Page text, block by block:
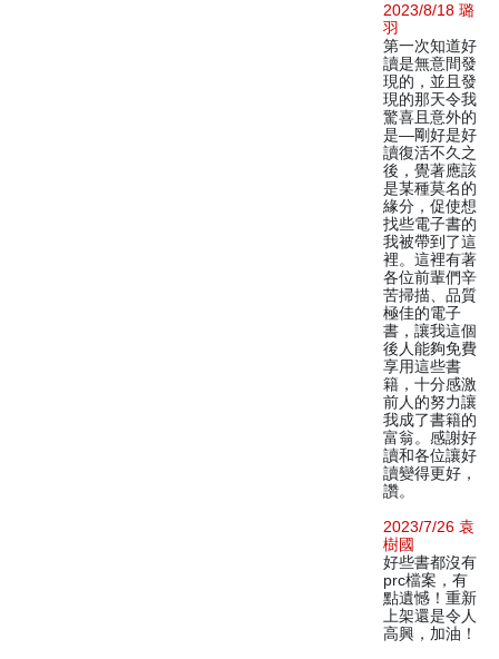
2023/8/18 璐
羽
第一次知道好
讀是無意間發
現的，並且發
現的那天令我
驚喜且意外的
是—剛好是好
讀復活不久之
後，覺著應該
是某種莫名的
緣分，促使想
找些電子書的
我被帶到了這
裡。這裡有著
各位前輩們辛
苦掃描、品質
極佳的電子
書，讓我這個
後人能夠免費
享用這些書
籍，十分感激
前人的努力讓
我成了書籍的
富翁。感謝好
讀和各位讓好
讀變得更好，
讚。
2023/7/26 袁
樹國
好些書都沒有
prc檔案，有
點遺憾！重新
上架還是令人
高興，加油！